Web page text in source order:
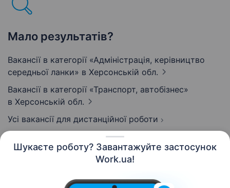
Шукаєте роботу? Завантажуйте застосунок
Work.ua!
Мало результатів?
Вакансії в категорії «Адмiнiстрацiя, керівництво
середньої ланки» в Херсонській обл.
Вакансії в категорії «Транспорт, автобізнес»
в Херсонській обл.
Усі вакансії для дистанційної роботи